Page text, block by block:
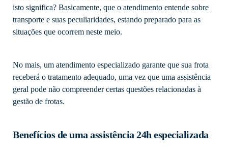
isto significa? Basicamente, que o atendimento entende sobre
transporte e suas peculiaridades, estando preparado para as
situações que ocorrem neste meio.
No mais, um atendimento especializado garante que sua frota
receberá o tratamento adequado, uma vez que uma assistência
geral pode não compreender certas questões relacionadas à
gestão de frotas.
Benefícios de uma assistência 24h especializada